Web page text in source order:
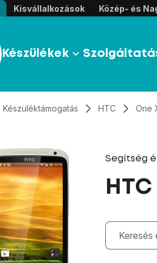
Kisvállalkozások Közép- és
Készülékek
Készüléktámogatás HTC One
Segítség
Gépelés